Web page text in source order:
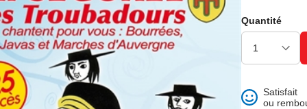
et best of
Quantité
Satisfait
ou